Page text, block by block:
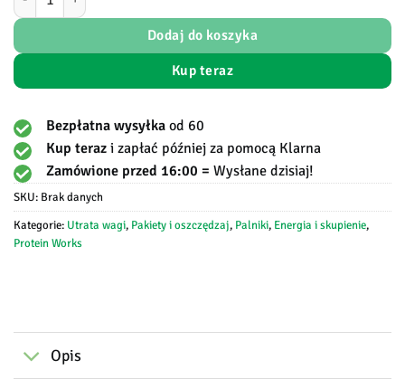
Dodaj do koszyka
Kup teraz
Bezpłatna wysyłkaod 60
Kup terazi zapłać później za pomocą Klarna
Zamówione przed 16:00 =Wysłane dzisiaj!
SKU: Brak danych
Kategorie: Utrata wagi, Pakiety i oszczędzaj, Palniki, Energia i skupienie,
Protein Works
Opis